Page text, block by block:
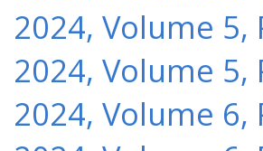
2024, Volume 5,
2024, Volume 5,
2024, Volume 6,